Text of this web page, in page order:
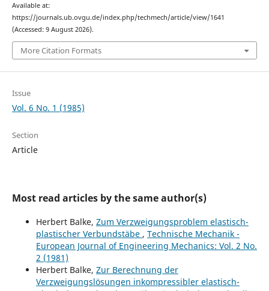
Available at:
https://journals.ub.ovgu.de/index.php/techmech/article/view/1641
(Accessed: 9 August 2026).
More Citation Formats
Issue
Vol. 6 No. 1 (1985)
Section
Article
Most read articles by the same author(s)
Herbert Balke, Zum Verzweigungsproblem elastisch-
plastischer Verbundstäbe , Technische Mechanik -
European Journal of Engineering Mechanics: Vol. 2 No.
2 (1981)
Herbert Balke, Zur Berechnung der
Verzweigungslösungen inkompressibler elastisch-